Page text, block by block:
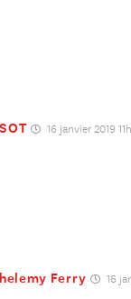
16 janvier 2019
Ferry 16